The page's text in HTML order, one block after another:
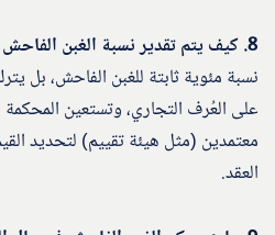
8. كيف يتم تقدير نسبة الغبن الفاحش في المحكمة؟
نسبة مئوية ثابتة للغبن الفاحش، بل
على العُرف التجاري، وتستعين المحكمة
معتمدين (مثل هيئة تقييم) لتحديد
العقد.